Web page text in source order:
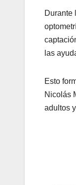
Durante
las
Esto
Nicolás
adultos